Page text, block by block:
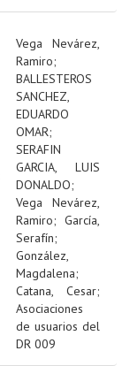
Vega Nevárez,
Ramiro;
BALLESTEROS
SANCHEZ,
EDUARDO
OMAR;
SERAFIN
GARCIA, LUIS
DONALDO;
Vega Nevárez,
Ramiro; García,
Serafín;
González,
Magdalena;
Catana, Cesar;
Asociaciones
de usuarios del
DR 009